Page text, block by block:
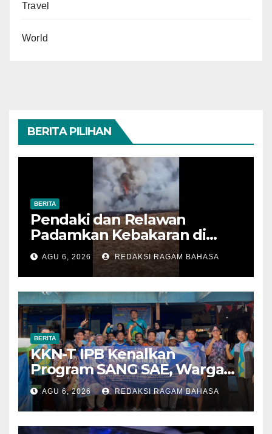
Travel
World
BERITA PILIHAN
BERITA
Pendaki dan Relawan
Padamkan Kebakaran di
Alun-alun Suryakencana
Sebelum Meluas
AGU 6, 2026 REDAKSI RAGAM BAHASA
BERITA
KKN-T IPB Kenalkan
Program SANG SAE, Warga
Desa Sangrawayang Diajak
Ubah Sampah Jadi Bernilai
Ekonomi
AGU 6, 2026 REDAKSI RAGAM BAHASA